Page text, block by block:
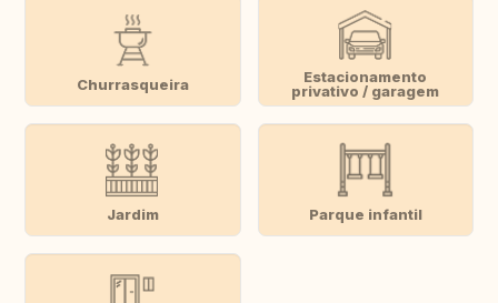
Churrasqueira
Estacionamento
privativo / garagem
Jardim Parque infantil